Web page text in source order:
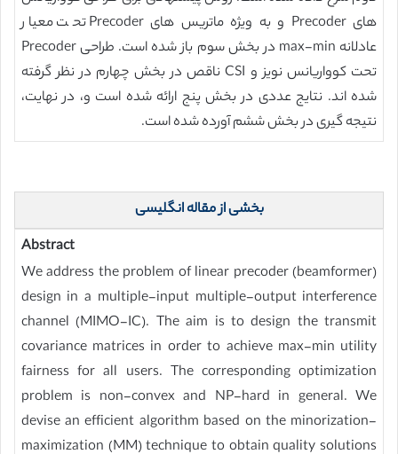
های Precoder و به ویژه ماتریس های Precoder تحت معیار
عادلانه max-min در بخش سوم باز شده است. طراحی Precoder
تحت کوواریانس نویز و CSI ناقص در بخش چهارم در نظر گرفته
شده اند. نتایج عددی در بخش پنج ارائه شده است و، در نهایت،
نتیجه گیری در بخش ششم آورده شده است.
بخشی از مقاله انگلیسی
Abstract
We address the problem of linear precoder (beamformer)
design in a multiple-input multiple-output interference
channel (MIMO-IC). The aim is to design the transmit
covariance matrices in order to achieve max-min utility
fairness for all users. The corresponding optimization
problem is non-convex and NP-hard in general. We
devise an efficient algorithm based on the minorization-
maximization (MM) technique to obtain quality solutions